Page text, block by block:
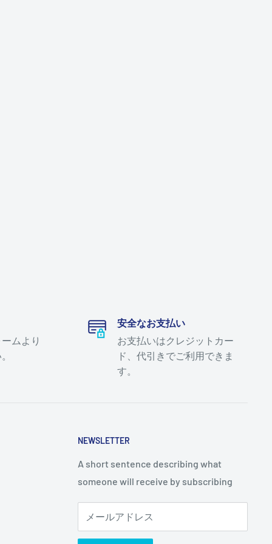
ムより
安全なお支払い
お支払いはクレジットカー
ド、代引きでご利用できま
す。
NEWSLETTER
A short sentence describing what
someone will receive by subscribing
メールアドレス